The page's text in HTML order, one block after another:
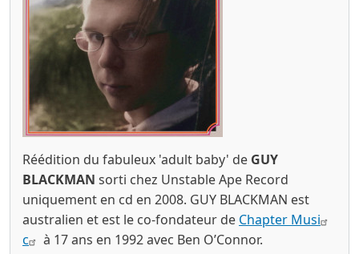
Réédition du fabuleux 'adult baby' de GUY
BLACKMAN sorti chez Unstable Ape Record
uniquement en cd en 2008. GUY BLACKMAN est
australien et est le co-fondateur de Chapter Musi
c
à 17 ans en 1992 avec Ben O’Connor.